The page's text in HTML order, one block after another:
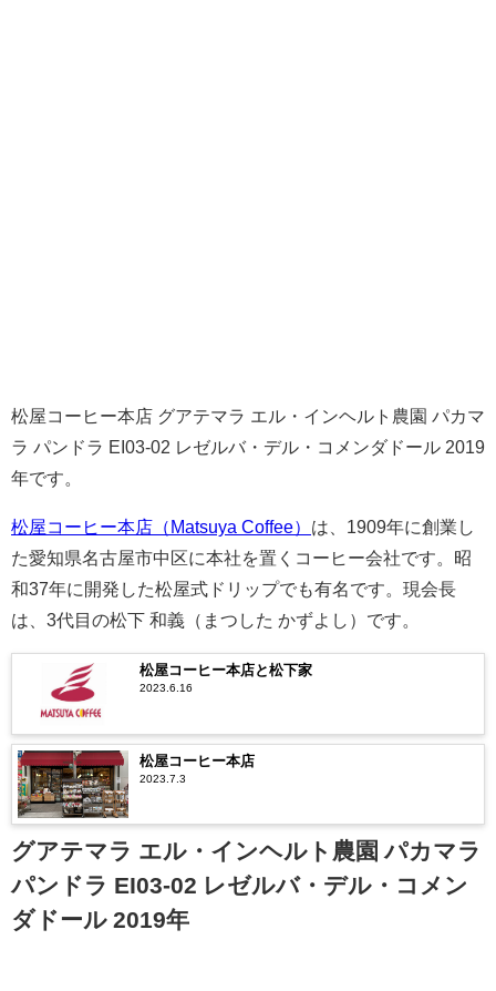
松屋コーヒー本店 グアテマラ エル・インヘルト農園 パカマ
ラ パンドラ EI03-02 レゼルバ・デル・コメンダドール 2019
年です。
松屋コーヒー本店（Matsuya Coffee） は、1909年に創業し
た愛知県名古屋市中区に本社を置くコーヒー会社です。昭
和37年に開発した松屋式ドリップでも有名です。現会長
は、3代目の松下 和義（まつした かずよし）です。
松屋コーヒー本店と松下家
2023.6.16
松屋コーヒー本店
2023.7.3
グアテマラ エル・インヘルト農園 パカマラ
パンドラ EI03-02 レゼルバ・デル・コメン
ダドール 2019年